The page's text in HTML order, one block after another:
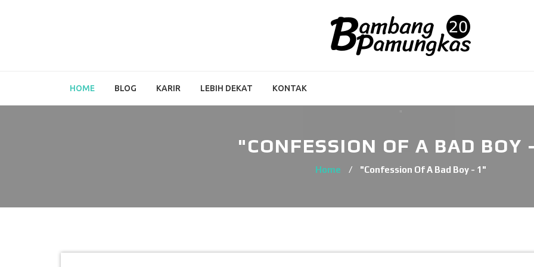
HOME BLOG KARIR LEBIH DEKAT KONTAK
"CONFESSION OF A BAD BOY
Home / "Confession Of A Bad Boy - 1"